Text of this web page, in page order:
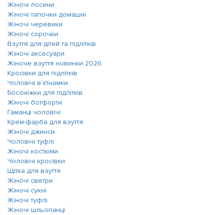
Жіночі лосини
Жіночі тапочки домашні
Жіночі черевики
Жіночі сорочки
Взуття для дітей та підлітків
Жіночі аксесуари
Жіноче взуття новинки 2026
Кросівки для підлітків
Чоловічі в'єтнамки
Босоніжки для підлітків
Жіночі ботфорти
Гаманці чоловічі
Крем-фарба для взуття
Жіночі джинси
Чоловічі туфлі
Жіночі костюми
Чоловічі кросівки
Щітка для взуття
Жіночі светри
Жіночі сукні
Жіночі туфлі
Жіночі шльопанці